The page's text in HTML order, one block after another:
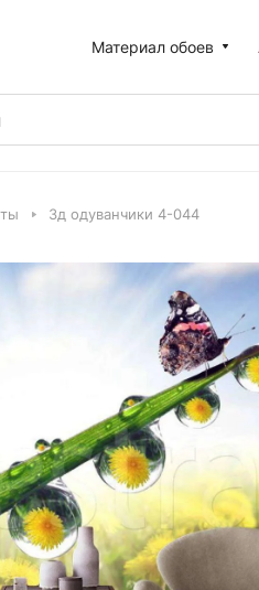
Материал обоев
3д одуванчики 4-044